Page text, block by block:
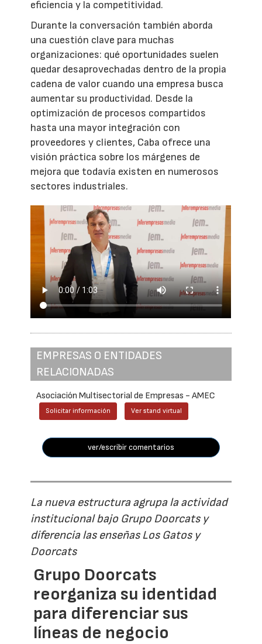
eficiencia y la competitividad.
Durante la conversación también aborda
una cuestión clave para muchas
organizaciones: qué oportunidades suelen
quedar desaprovechadas dentro de la propia
cadena de valor cuando una empresa busca
aumentar su productividad. Desde la
optimización de procesos compartidos
hasta una mayor integración con
proveedores y clientes, Caba ofrece una
visión práctica sobre los márgenes de
mejora que todavía existen en numerosos
sectores industriales.
EMPRESAS O ENTIDADES
RELACIONADAS
Asociación Multisectorial de Empresas - AMEC
Solicitar información Ver stand virtual
ver/escribir comentarios
La nueva estructura agrupa la actividad
institucional bajo Grupo Doorcats y
diferencia las enseñas Los Gatos y
Doorcats
Grupo Doorcats
reorganiza su identidad
para diferenciar sus
líneas de negocio